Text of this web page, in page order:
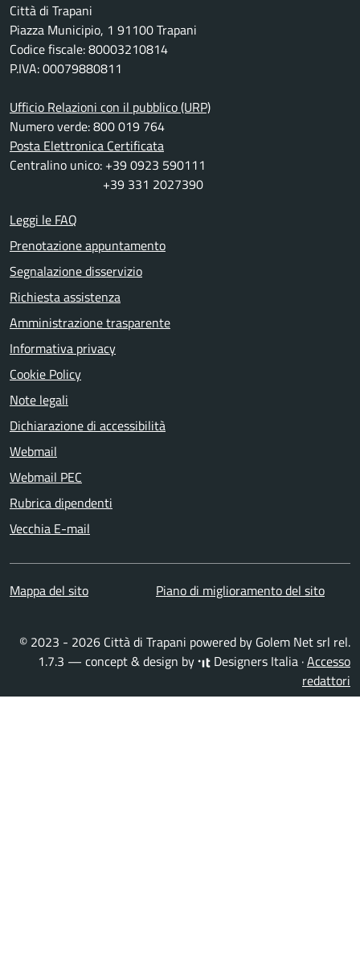
Città di Trapani
Piazza Municipio, 1 91100 Trapani
Codice fiscale: 80003210814
P.IVA: 00079880811
Ufficio Relazioni con il pubblico (URP)
Numero verde: 800 019 764
Posta Elettronica Certificata
Centralino unico: +39 0923 590111
+39 331 2027390
Leggi le FAQ
Prenotazione appuntamento
Segnalazione disservizio
Richiesta assistenza
Amministrazione trasparente
Informativa privacy
Cookie Policy
Note legali
Dichiarazione di accessibilità
Webmail
Webmail PEC
Rubrica dipendenti
Vecchia E-mail
Mappa del sito Piano di miglioramento del sito
© 2023 - 2026 Città di Trapani powered by Golem Net srl rel.
1.7.3 — concept & design by
Designers Italia ·Accesso
redattori